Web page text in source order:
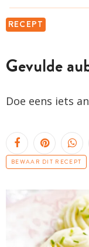
RECEPT
Gevulde
Doe eens iets
BEWAAR DIT RECEPT
MIJN BEWAARDE